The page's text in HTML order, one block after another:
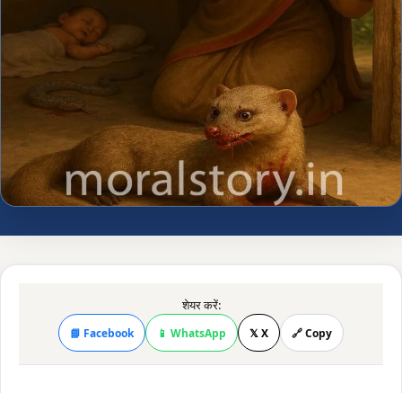
शेयर करें:
📘 Facebook 📱 WhatsApp 𝕏 X 🔗 Copy